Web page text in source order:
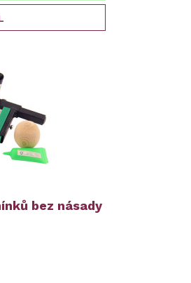
bez násady